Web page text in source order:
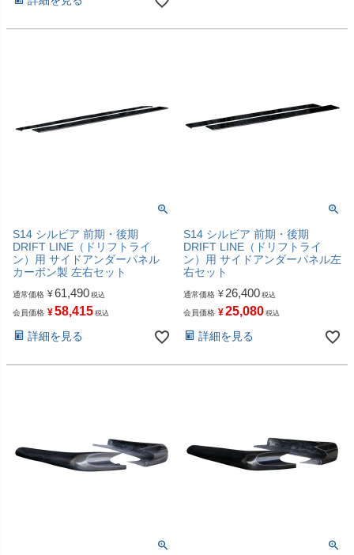
S14 シルビア 前期・後期
DRIFT LINE（ドリフトライ
ン）用 サイドアンダーパネル
カーボン製 左右セット
通常価格 ¥61,490 税込
会員価格 ¥58,415 税込
詳細を見る
S14 シルビア 前期・後期
DRIFT LINE（ドリフトライ
ン）用 サイドアンダーパネル左
右セット
通常価格 ¥ 26,400 税込
会員価格 ¥25,080 税込
詳細を見る